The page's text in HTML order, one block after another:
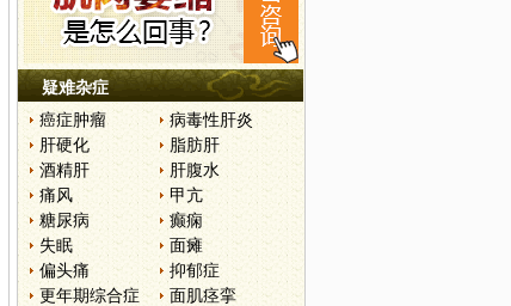
疑难杂症
癌症肿瘤
病毒性肝炎
肝硬化
脂肪肝
酒精肝
肝腹水
痛风
甲亢
糖尿病
癫痫
失眠
面瘫
偏头痛
抑郁症
更年期综合症
面肌痉挛